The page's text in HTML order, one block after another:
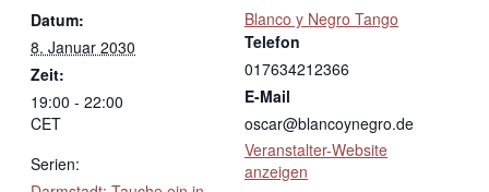
Datum:
8. Januar 2030
Zeit:
19:00 - 22:00
CET
Serien:
Blanco y Negro Tango
Telefon
017634212366
E-Mail
oscar@blancoynegro.de
Veranstalter-Website
anzeigen